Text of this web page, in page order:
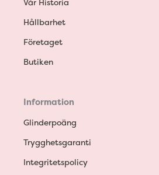
Hållbarhet
Företaget
Butiken
Information
Glinderpoäng
Trygghetsgaranti
Integritetspolicy